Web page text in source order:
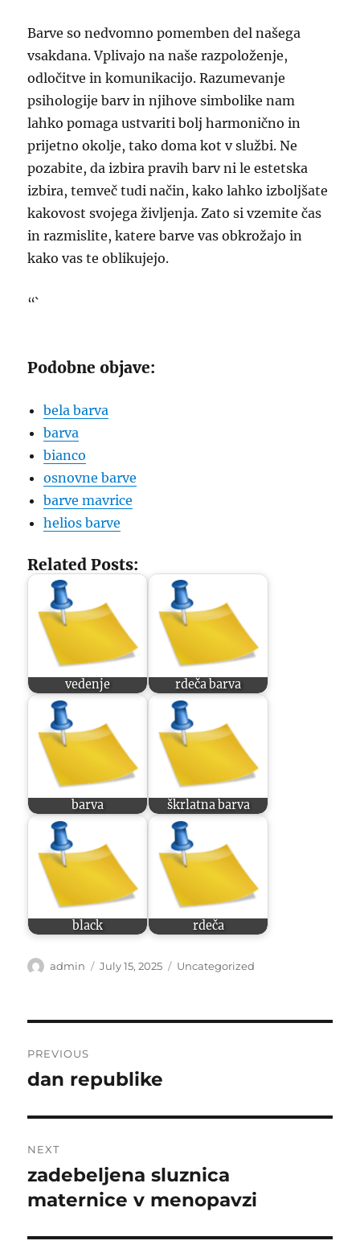
Barve so nedvomno pomemben del našega
vsakdana. Vplivajo na naše razpoloženje,
odločitve in komunikacijo. Razumevanje
psihologije barv in njihove simbolike nam
lahko pomaga ustvariti bolj harmonično in
prijetno okolje, tako doma kot v službi. Ne
pozabite, da izbira pravih barv ni le estetska
izbira, temveč tudi način, kako lahko izboljšate
kakovost svojega življenja. Zato si vzemite čas
in razmislite, katere barve vas obkrožajo in
kako vas te oblikujejo.
“`
Podobne objave:
bela barva
barva
bianco
osnovne barve
barve mavrice
helios barve
Related Posts:
vedenje rdeča barva
barva škrlatna barva
black rdeča
Author
admin
Posted
July 15, 2025 Categories
Uncategorized
navigation
PREVIOUS
Previous
dan republike
NEXT
Next
post:
zadebeljena sluznica
maternice v menopavzi